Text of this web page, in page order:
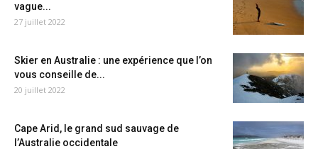
vague...
27 juillet 2022
Skier en Australie : une expérience que l’on
vous conseille de...
20 juillet 2022
Cape Arid, le grand sud sauvage de
l’Australie occidentale